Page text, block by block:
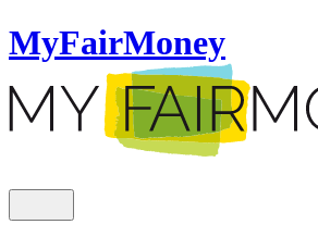
MyFairMoney